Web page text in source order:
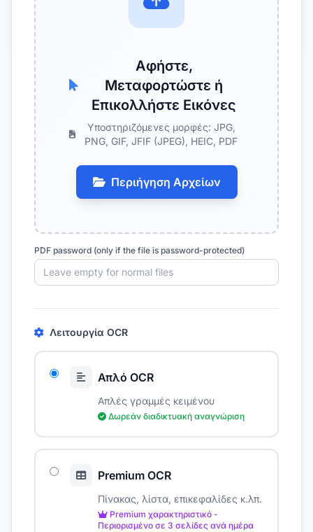
Αφήστε,
Μεταφορτώστε ή
Επικολλήστε Εικόνες
Υποστηριζόμενες μορφές: JPG,
PNG, GIF, JFIF (JPEG), HEIC, PDF
Περιήγηση Αρχείων
PDF password (only if the file is password-protected)
Λειτουργία OCR
Απλό OCR
Απλές γραμμές κειμένου
Δωρεάν διαδικτυακή αναγνώριση
Premium OCR
Πίνακας, λίστα, επικεφαλίδες κ.λπ.
Premium χαρακτηριστικό -
Περιορισμένο σε 3 σελίδες ανά ημέρα